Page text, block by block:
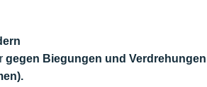
gegen Biegungen und